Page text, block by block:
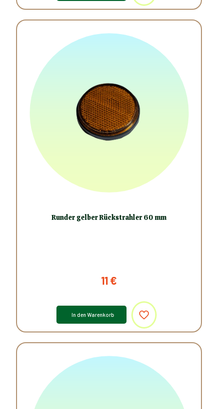
Runder gelber Rückstrahler 60 mm
11€
In den Warenkorb